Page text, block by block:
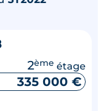
2ème étage
335 000 €